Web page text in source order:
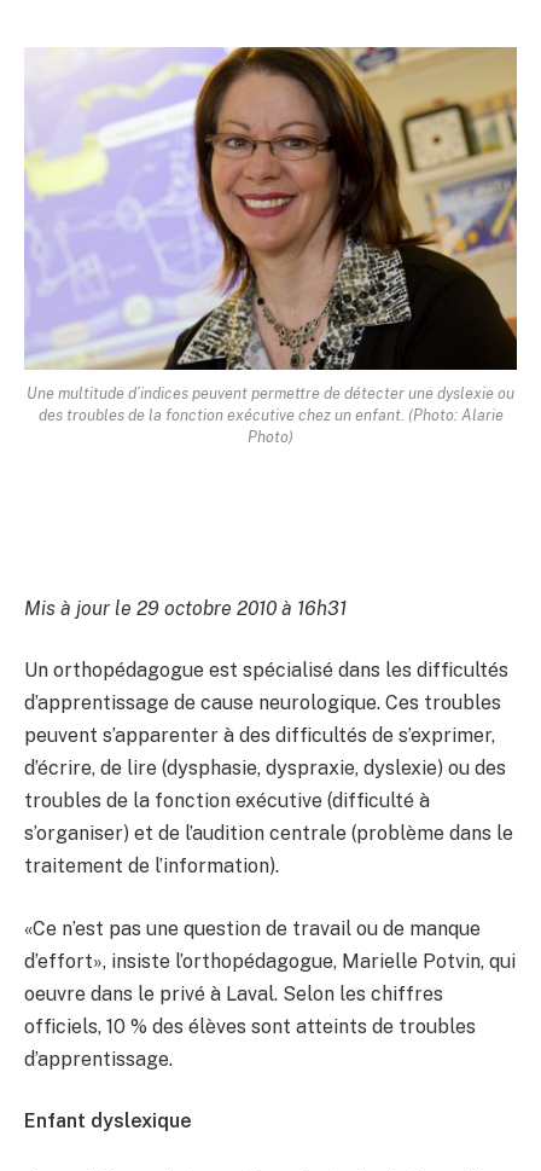
Une multitude d’indices peuvent permettre de détecter une dyslexie ou
des troubles de la fonction exécutive chez un enfant. (Photo: Alarie
Photo)
Mis à jour le 29 octobre 2010 à 16h31
Un orthopédagogue est spécialisé dans les difficultés
d’apprentissage de cause neurologique. Ces troubles
peuvent s’apparenter à des difficultés de s’exprimer,
d’écrire, de lire (dysphasie, dyspraxie, dyslexie) ou des
troubles de la fonction exécutive (difficulté à
s’organiser) et de l’audition centrale (problème dans le
traitement de l’information).
«Ce n’est pas une question de travail ou de manque
d’effort», insiste l’orthopédagogue, Marielle Potvin, qui
oeuvre dans le privé à Laval. Selon les chiffres
officiels, 10 % des élèves sont atteints de troubles
d’apprentissage.
Enfant dyslexique